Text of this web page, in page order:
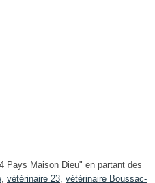
Pays Maison Dieu" en partant des
, vétérinaire 23, vétérinaire Boussac-